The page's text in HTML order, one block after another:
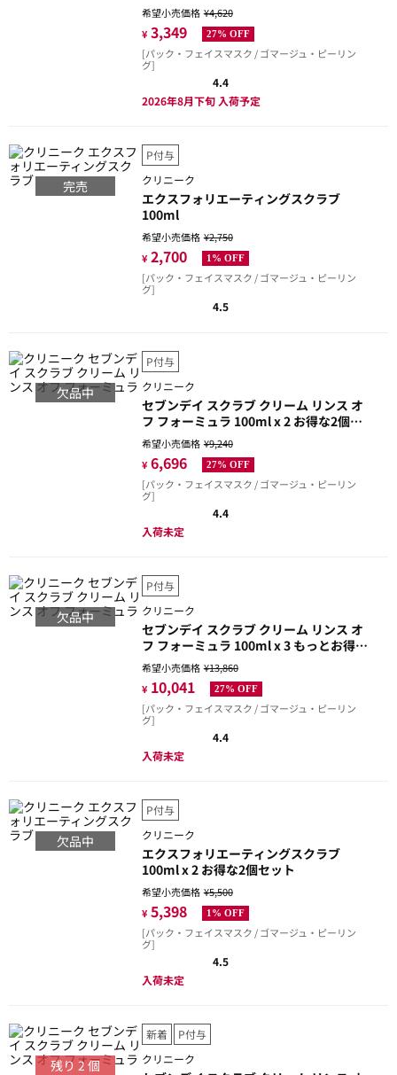
希望小売価格¥4,620
¥ 3,349 27% OFF
[パック・フェイスマスク / ゴマージュ・ピーリン
グ]
4.4
2026年8月下旬 入荷予定
完売
P付与
クリニーク
エクスフォリエーティングスクラブ
100ml
希望小売価格¥2,750
¥ 2,700 1% OFF
[パック・フェイスマスク / ゴマージュ・ピーリン
グ]
4.5
欠品中
P付与
クリニーク
セブンデイ スクラブ クリーム リンス オ
フ フォーミュラ 100ml x 2 お得な2個セ
ット
希望小売価格¥9,240
¥ 6,696 27% OFF
[パック・フェイスマスク / ゴマージュ・ピーリン
グ]
4.4
入荷未定
欠品中
P付与
クリニーク
セブンデイ スクラブ クリーム リンス オ
フ フォーミュラ 100ml x 3 もっとお得な
3個セット
希望小売価格¥13,860
¥ 10,041 27% OFF
[パック・フェイスマスク / ゴマージュ・ピーリン
グ]
4.4
入荷未定
欠品中
P付与
クリニーク
エクスフォリエーティングスクラブ
100ml x 2 お得な2個セット
希望小売価格¥5,500
¥ 5,398 1% OFF
[パック・フェイスマスク / ゴマージュ・ピーリン
グ]
4.5
入荷未定
残り 2個
新着
P付与
クリニーク